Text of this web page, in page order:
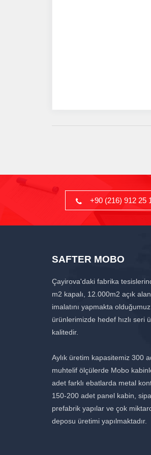
+90 (216) 912 25
SAFTER MOBO
Çayirova'daki fabrika
m2 kapalı, 12.000m2 açık
imalatını yapmakta olduğumuz
ürünlerimizde hedef hızlı seri
kalitedir.
Aylık üretim kapasitemiz 300
muhtelif ölçülerde Mobo
adet farklı ebatlarda metal
150-200 adet panel kabin,
prefabrik yapılar ve çok
deposu üretimi yapılmaktadır.